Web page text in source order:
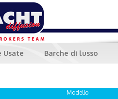
Usate Barche di lusso
Modello